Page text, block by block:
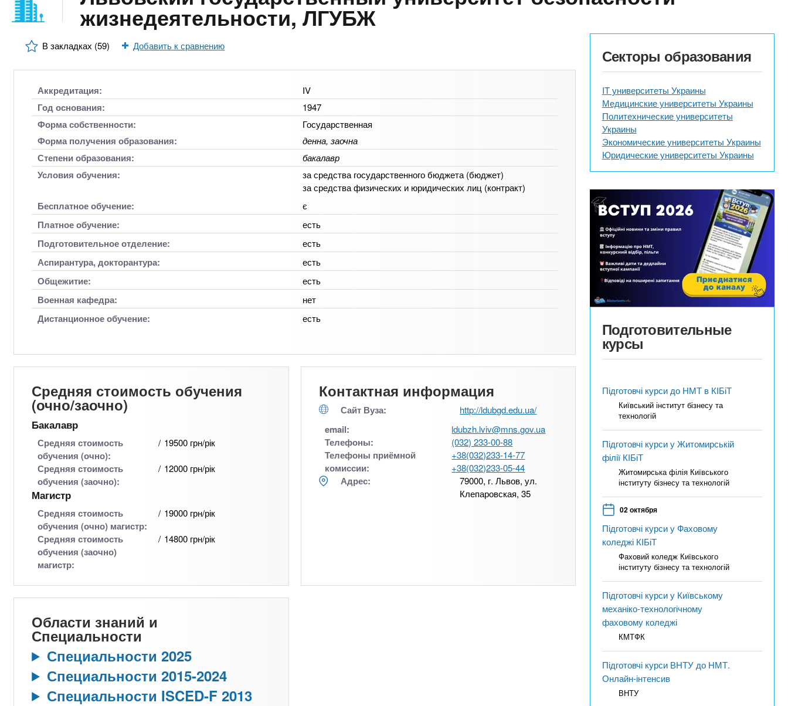
n
s
n
o
х
з
е
жизнедеятельности, ЛГУБЖ
В закладках (59) Добавить к сравнению
Аккредитация: IV
Год основания: 1947
Форма собственности: Государственная
Форма получения образования: денна, заочна
Степени образования: бакалавр
Условия обучения:
за средства государственного бюджета (бюджет)
за средства физических и юридических лиц (контракт)
Бесплатное обучение: є
Платное обучение: есть
Подготовительное отделение: есть
Аспирантура, докторантура: есть
Общежитие: есть
Военная кафедра: нет
Дистанционное обучение: есть
Средняя стоимость обучения
(очно/заочно)
Бакалавр
Средняя стоимость
обучения (очно):
19500 грн/рік
Средняя стоимость
обучения (заочно):
12000 грн/рік
Магистр
Средняя стоимость
обучения (очно) магистр:
19000 грн/рік
Средняя стоимость
обучения (заочно)
магистр:
14800 грн/рік
Контактная информация
Сайт Вуза: http://ldubgd.edu.ua/
email: ldubzh.lviv@mns.gov.ua
Телефоны: (032) 233-00-88
Телефоны приёмной
комиссии:
+38(032)233-14-77
+38(032)233-05-44
Адрес:
79000, г. Львов, ул.
Клепаровская, 35
Области знаний и
Специальности
Специальности 2025
Специальности 2015-2024
Специальности ISCED-F 2013
Секторы образования
IT университеты Украины
Медицинские университеты Украины
Политехнические университеты
Украины
Экономические университеты Украины
Юридические университеты Украины
Подготовительные
курсы
Підготовчі курси до НМТ в КІБіТ
Київський інститут бізнесу та
технологій
Підготовчі курси у Житомирській
філії КІБіТ
Житомирська філія Київського
інституту бізнесу та технологій
02 октября
Підготовчі курси у Фаховому
коледжі КІБіТ
Фаховий коледж Київського
інституту бізнесу та технологій
Підготовчі курси у Київському
механіко-технологічному
фаховому коледжі
КМТФК
Підготовчі курси ВНТУ до НМТ.
Онлайн-інтенсив
ВНТУ